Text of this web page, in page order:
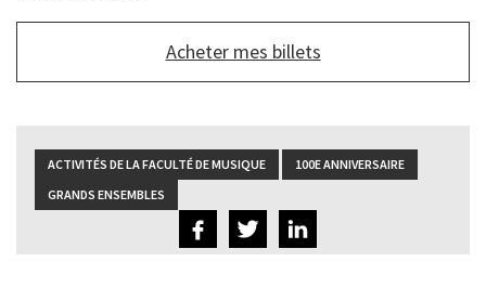
lien
Acheter mes billets
ACTIVITÉS DE LA FACULTÉ DE MUSIQUE
100E ANNIVERSAIRE
GRANDS ENSEMBLES